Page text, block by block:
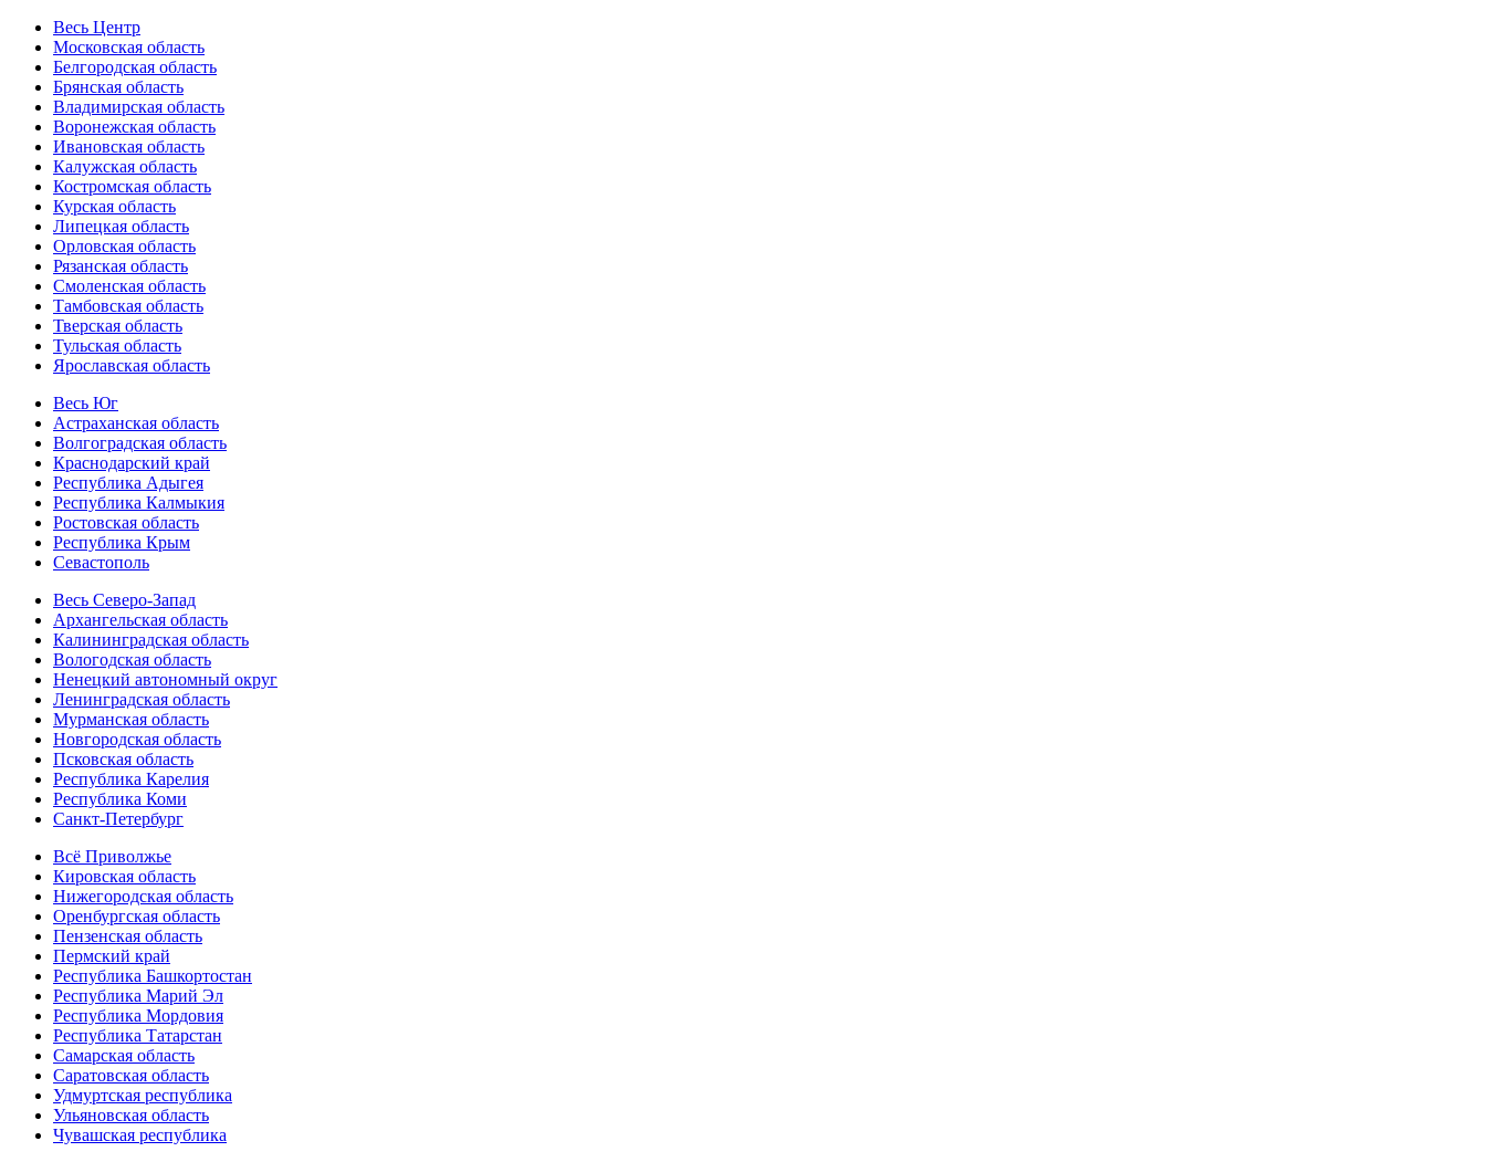
Весь Центр
Московская область
Белгородская область
Брянская область
Владимирская область
Воронежская область
Ивановская область
Калужская область
Костромская область
Курская область
Липецкая область
Орловская область
Рязанская область
Смоленская область
Тамбовская область
Тверская область
Тульская область
Ярославская область
Весь Юг
Астраханская область
Волгоградская область
Краснодарский край
Республика Адыгея
Республика Калмыкия
Ростовская область
Республика Крым
Севастополь
Весь Северо-Запад
Архангельская область
Калининградская область
Вологодская область
Ненецкий автономный округ
Ленинградская область
Мурманская область
Новгородская область
Псковская область
Республика Карелия
Республика Коми
Санкт-Петербург
Всё Приволжье
Кировская область
Нижегородская область
Оренбургская область
Пензенская область
Пермский край
Республика Башкортостан
Республика Марий Эл
Республика Мордовия
Республика Татарстан
Самарская область
Саратовская область
Удмуртская республика
Ульяновская область
Чувашская республика